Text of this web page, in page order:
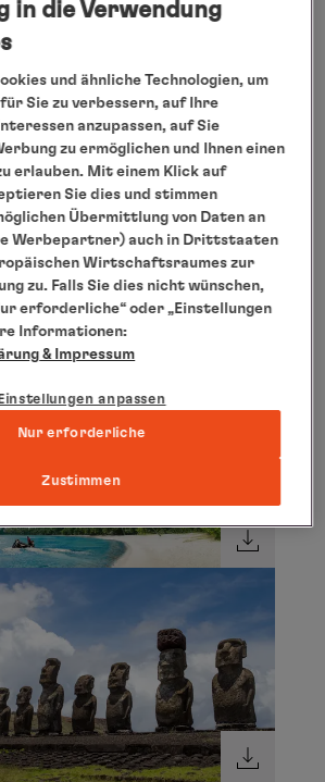
zur Reise unter
BRE1822
in die Verwendung
und ähnliche Technologien, um
Sie zu verbessern, auf Ihre
anzupassen, auf Sie
zu ermöglichen und Ihnen einen
erlauben. Mit einem Klick auf
Sie dies und stimmen
Übermittlung von Daten an
Werbepartner) auch in Drittstaaten
Wirtschaftsraumes zur
zu. Falls Sie dies nicht wünschen,
erforderliche“ oder „Einstellungen
Informationen:
& Impressum
Einstellungen anpassen
Nur erforderliche
Zustimmen